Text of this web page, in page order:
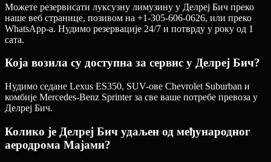
Можете резервисати луксузну лимузину у Делреј Бич преко
наше веб странице, позивом на +1-305-606-0626, или преко
WhatsApp-а. Нудимо резервације 24/7 и потврду у року од 1
сата.
Која возила су доступна за сервис у Делреј Бич?
Нудимо седане Lexus ES350, SUV-ове Chevrolet Suburban и
комбије Mercedes-Benz Sprinter за све ваше потребе превоза у
Делреј Бич.
Колико је Делреј Бич удаљен од међународног
аеродрома Мајами?